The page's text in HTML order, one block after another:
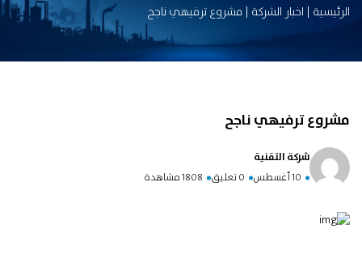
الرئيسية | اخبار الشركة | مشروع ترفيهي ناجح
مشروع ترفيهي ناجح
شركة التقنية
10 أغسطس 0 تعليق 1808 مشاهدة